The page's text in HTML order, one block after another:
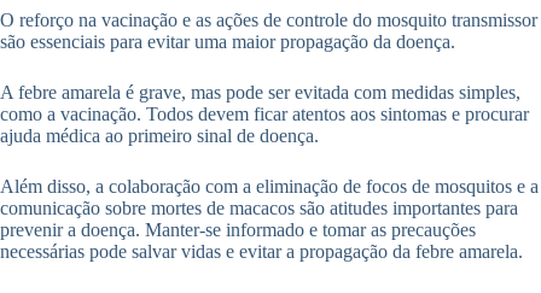
O reforço na vacinação e as ações de controle do mosquito transmissor
são essenciais para evitar uma maior propagação da doença.
A febre amarela é grave, mas pode ser evitada com medidas simples,
como a vacinação. Todos devem ficar atentos aos sintomas e procurar
ajuda médica ao primeiro sinal de doença.
Além disso, a colaboração com a eliminação de focos de mosquitos e a
comunicação sobre mortes de macacos são atitudes importantes para
prevenir a doença. Manter-se informado e tomar as precauções
necessárias pode salvar vidas e evitar a propagação da febre amarela.